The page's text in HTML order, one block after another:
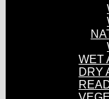
WET
DRY